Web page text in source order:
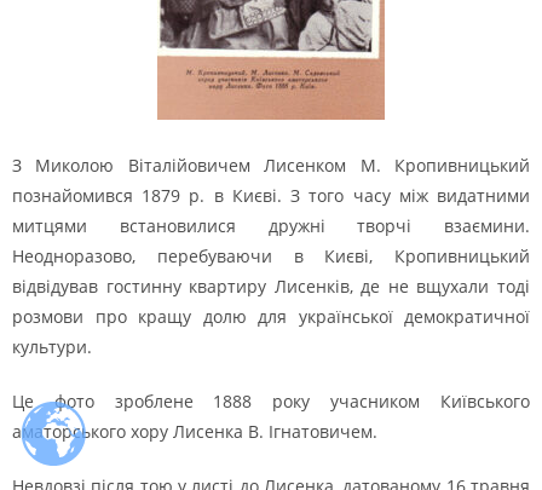
З Миколою Віталійовичем Лисенком М. Кропивницький
познайомився 1879 р. в Києві. З того часу між видатними
митцями встановилися дружні творчі взаємини.
Неодноразово, перебуваючи в Києві, Кропивницький
відвідував гостинну квартиру Лисенків, де не вщухали тоді
розмови про кращу долю для української демократичної
культури.
Це фото зроблене 1888 року учасником Київського
аматорського хору Лисенка В. Ігнатовичем.